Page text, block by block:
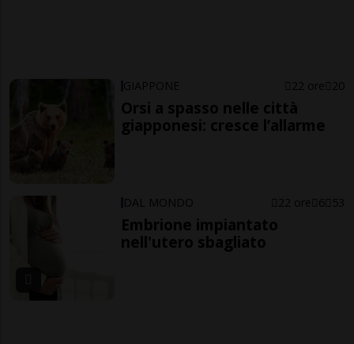
GIAPPONE 22 ore 20
Orsi a spasso nelle città
giapponesi: cresce l’allarme
DAL MONDO 22 ore 6 53
Embrione impiantato
nell'utero sbagliato